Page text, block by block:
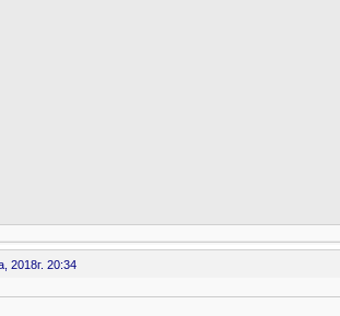
2018г. 20:34